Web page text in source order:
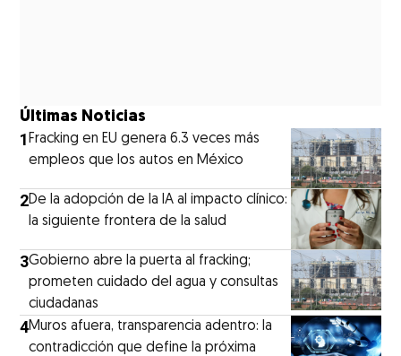
Últimas Noticias
1Fracking en EU genera 6.3 veces más
empleos que los autos en México
2De la adopción de la IA al impacto clínico:
la siguiente frontera de la salud
3Gobierno abre la puerta al fracking;
prometen cuidado del agua y consultas
ciudadanas
4Muros afuera, transparencia adentro: la
contradicción que define la próxima